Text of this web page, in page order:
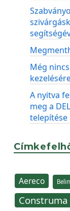
Még
A nyitva
meg a
telepítése
Aereco
Construma